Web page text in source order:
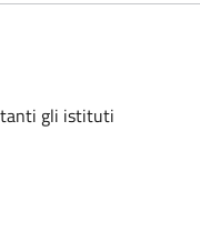
gli istituti